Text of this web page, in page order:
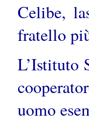
Celibe,
fratello
L’Istituto
uomo